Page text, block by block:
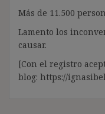
Más de 11.500
Lamento los
causar.
[Con el registro
blog: https://